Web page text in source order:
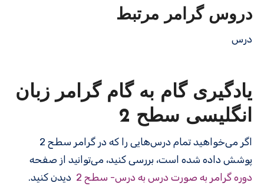
دروس گرامر مرتبط
درس
یادگیری گام به گام گرامر زبان
انگلیسی سطح 2
اگر می‌خواهید تمام درس‌هایی را که در گرامر سطح 2
پوشش داده شده است، بررسی کنید، می‌توانید از صفحه
دوره گرامر به صورت درس به درس- سطح 2
دیدن کنید.